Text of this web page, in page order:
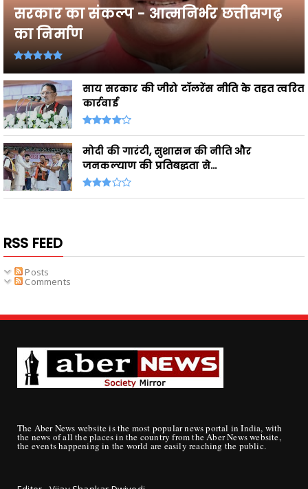
सरकार का संकल्प - आत्मनिर्भर छत्तीसगढ़
का निर्माण
साय सरकार की जीरो टॉलरेंस नीति के तहत त्वरित
कार्रवाई
मोदी की गारंटी, सुशासन की नीति और
जनकल्याण की प्रतिबद्धता से...
RSS FEED
Posts
Comments
The Aber News website is the most popular news portal in India, with
the news of all the places in the country from the Aber News website,
the events happening in the world are easily reaching the public.